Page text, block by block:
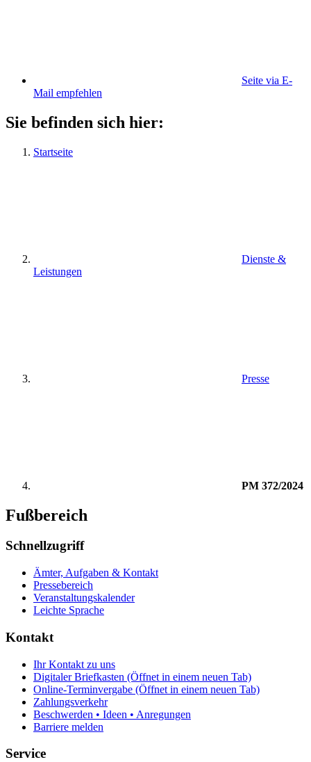
Seite via E-
Mail empfehlen
Sie befinden sich hier:
Startseite
Dienste &
Leistungen
Presse
PM 372/2024
Fußbereich
Schnellzugriff
Ämter, Aufgaben & Kontakt
Pressebereich
Veranstaltungskalender
Leichte Sprache
Kontakt
Ihr Kontakt zu uns
Digitaler Briefkasten (Öffnet in einem neuen Tab)
Online-Terminvergabe (Öffnet in einem neuen Tab)
Zahlungsverkehr
Beschwerden • Ideen • Anregungen
Barriere melden
Service